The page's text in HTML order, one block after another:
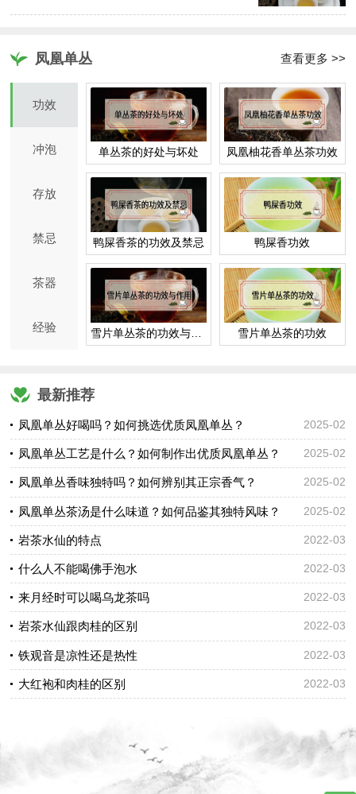
凤凰单丛 查看更多 >>
功效
冲泡
存放
禁忌
茶器
经验
单丛茶的好处与坏处 凤凰柚花香单丛茶功效
鸭屎香茶的功效及禁忌 鸭屎香功效
雪片单丛茶的功效与作用 雪片单丛茶的功效
最新推荐
凤凰单丛好喝吗？如何挑选优质凤凰单丛？ 2025-02
凤凰单丛工艺是什么？如何制作出优质凤凰单丛？ 2025-02
凤凰单丛香味独特吗？如何辨别其正宗香气？ 2025-02
凤凰单丛茶汤是什么味道？如何品鉴其独特风味？ 2025-02
岩茶水仙的特点 2022-03
什么人不能喝佛手泡水 2022-03
来月经时可以喝乌龙茶吗 2022-03
岩茶水仙跟肉桂的区别 2022-03
铁观音是凉性还是热性 2022-03
大红袍和肉桂的区别 2022-03